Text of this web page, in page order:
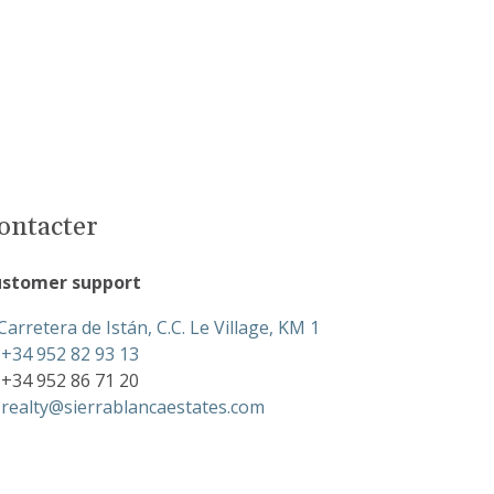
support
de Istán, C.C. Le Village, KM 1
+34 952 82 93 13
952 86 71 20
realty@sierrablancaestates.com